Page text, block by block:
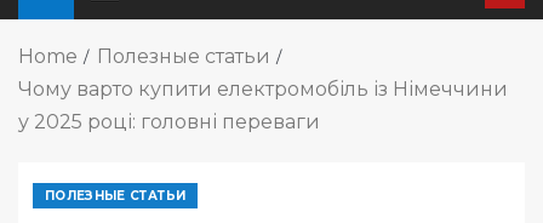
Home
Полезные статьи
Чому варто купити електромобіль із Німеччини
у 2025 році: головні переваги
ПОЛЕЗНЫЕ СТАТЬИ